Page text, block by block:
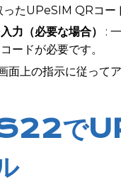
ったUPeSIM QRコー
力（必要な場合）
:
ードが必要です。
面上の指示に従って
で